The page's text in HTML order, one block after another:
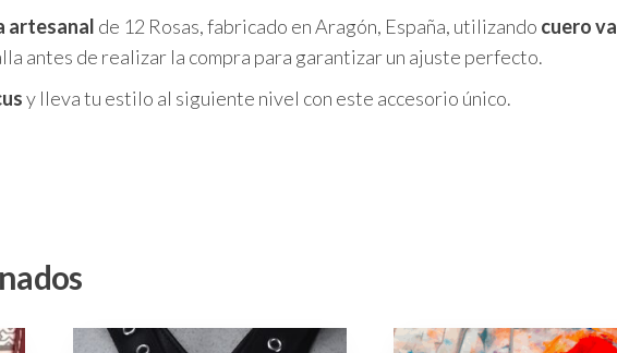
artesanal de 12 Rosas, fabricado en Aragón, España, utilizando cuero
antes de realizar la compra para garantizar un ajuste perfecto.
y lleva tu estilo al siguiente nivel con este accesorio único.
Este
Este